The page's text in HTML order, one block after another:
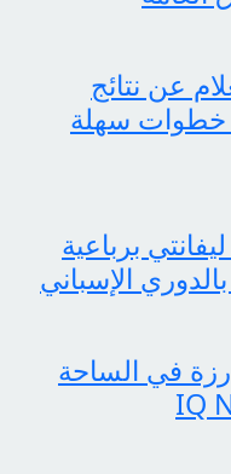
عن نتائج
متوسط 2025 مع خطوات سهلة
برباعية
الإسباني
في الساحة